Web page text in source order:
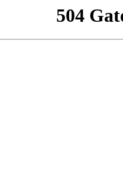
504